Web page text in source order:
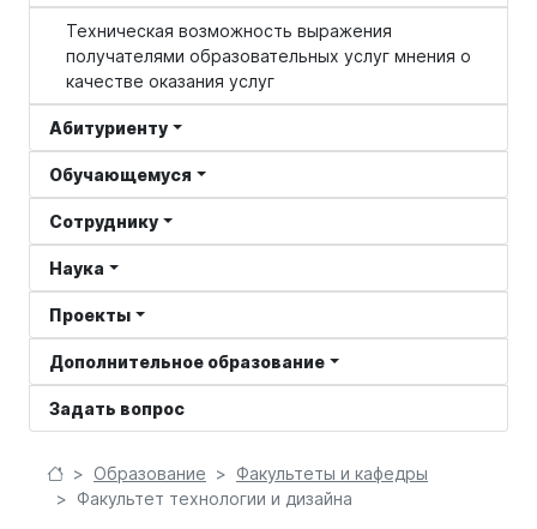
Техническая возможность выражения
получателями образовательных услуг мнения о
качестве оказания услуг
Абитуриенту
Обучающемуся
Сотруднику
Наука
Проекты
Дополнительное образование
Задать вопрос
Образование
Факультеты и кафедры
Факультет технологии и дизайна